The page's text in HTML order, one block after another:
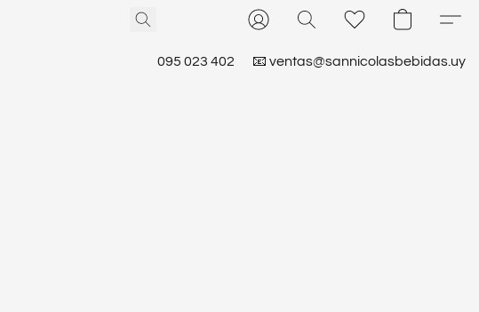
095 023 402 📧 ventas@sannicolasbebidas.uy